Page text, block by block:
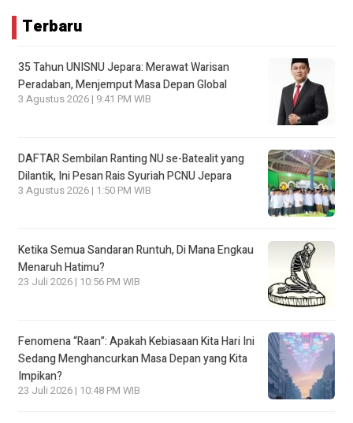
Terbaru
35 Tahun UNISNU Jepara: Merawat Warisan
Peradaban, Menjemput Masa Depan Global
3 Agustus 2026 | 9:41 PM WIB
DAFTAR Sembilan Ranting NU se-Batealit yang
Dilantik, Ini Pesan Rais Syuriah PCNU Jepara
3 Agustus 2026 | 1:50 PM WIB
Ketika Semua Sandaran Runtuh, Di Mana Engkau
Menaruh Hatimu?
23 Juli 2026 | 10:56 PM WIB
Fenomena “Raan”: Apakah Kebiasaan Kita Hari Ini
Sedang Menghancurkan Masa Depan yang Kita
Impikan?
23 Juli 2026 | 10:48 PM WIB